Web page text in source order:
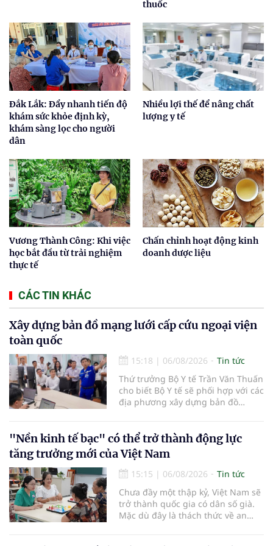
thuốc
Đắk Lắk: Đẩy nhanh tiến độ
khám sức khỏe định kỳ,
khám sàng lọc cho người
dân
Nhiều lợi thế để nâng chất
lượng y tế
Vương Thành Công: Khi việc
học bắt đầu từ trải nghiệm
thực tế
Chấn chỉnh hoạt động kinh
doanh dược liệu
CÁC TIN KHÁC
Xây dựng bản đồ mạng lưới cấp cứu ngoại viện
toàn quốc
15:18 | 06/08/2026
Tin tức
Thứ trưởng Bộ Y tế Trần Văn Thuấn
cho biết Bộ Y tế sẽ phối hợp với các
địa phương xây dựng bản đồ
thiện cơ chế tài chính và đa dạng
hóa phương tiện nhằm nâng cao
năng lực cấp cứu trước viện trên
phạm vi cả nước.
"Nền kinh tế bạc" có thể trở thành động lực
tăng trưởng mới của Việt Nam
15:15 | 06/08/2026
Tin tức
Chưa đầy một thập kỷ, Việt Nam sẽ
trở thành quốc gia có dân số già.
Mặc dù đây là thách thức về an